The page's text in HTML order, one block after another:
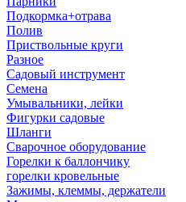
Подкормка+отрава
Полив
Приствольные круги
Разное
Садовый инструмент
Семена
Умывальники, лейки
Фигурки садовые
Шланги
Сварочное оборудование
Горелки к баллончику
горелки кровельные
Зажимы, клеммы, держатели